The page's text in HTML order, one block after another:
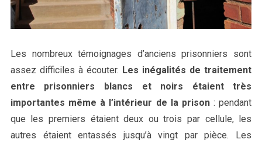
Les nombreux témoignages d’anciens prisonniers sont
assez difficiles à écouter. Les inégalités de traitement
entre prisonniers blancs et noirs étaient très
importantes même à l’intérieur de la prison: pendant
que les premiers étaient deux ou trois par cellule, les
autres étaient entassés jusqu’à vingt par pièce. Les